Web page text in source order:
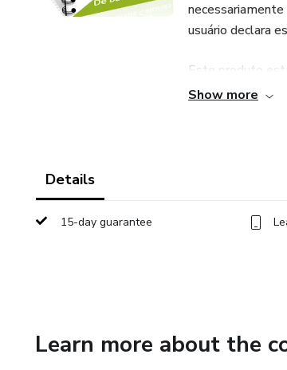
usuário declara
Este produto
plataforma e
Show more
Details
15-day guarantee
Learn more about the